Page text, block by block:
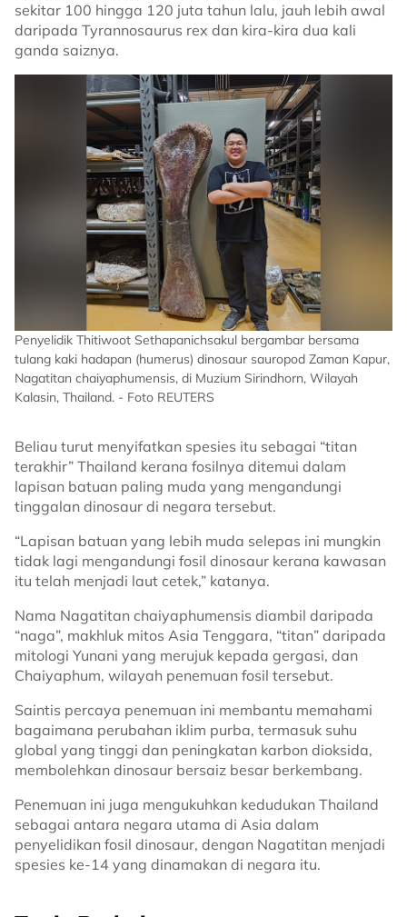
sekitar 100 hingga 120 juta tahun lalu, jauh lebih awal
daripada Tyrannosaurus rex dan kira-kira dua kali
ganda saiznya.
Penyelidik Thitiwoot Sethapanichsakul bergambar bersama
tulang kaki hadapan (humerus) dinosaur sauropod Zaman Kapur,
Nagatitan chaiyaphumensis, di Muzium Sirindhorn, Wilayah
Kalasin, Thailand. - Foto REUTERS
Beliau turut menyifatkan spesies itu sebagai “titan
terakhir” Thailand kerana fosilnya ditemui dalam
lapisan batuan paling muda yang mengandungi
tinggalan dinosaur di negara tersebut.
“Lapisan batuan yang lebih muda selepas ini mungkin
tidak lagi mengandungi fosil dinosaur kerana kawasan
itu telah menjadi laut cetek,” katanya.
Nama Nagatitan chaiyaphumensis diambil daripada
“naga”, makhluk mitos Asia Tenggara, “titan” daripada
mitologi Yunani yang merujuk kepada gergasi, dan
Chaiyaphum, wilayah penemuan fosil tersebut.
Saintis percaya penemuan ini membantu memahami
bagaimana perubahan iklim purba, termasuk suhu
global yang tinggi dan peningkatan karbon dioksida,
membolehkan dinosaur bersaiz besar berkembang.
Penemuan ini juga mengukuhkan kedudukan Thailand
sebagai antara negara utama di Asia dalam
penyelidikan fosil dinosaur, dengan Nagatitan menjadi
spesies ke-14 yang dinamakan di negara itu.